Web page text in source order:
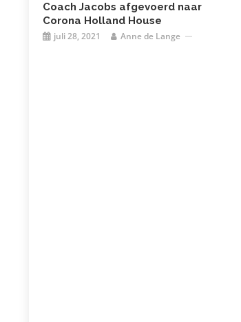
Coach Jacobs afgevoerd naar
Corona Holland House
juli 28, 2021 Anne de Lange